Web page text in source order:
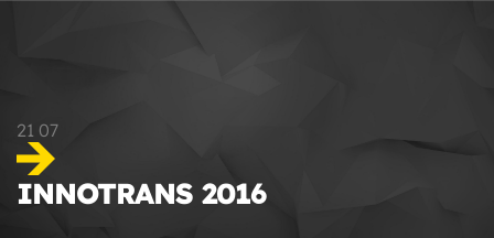
21 07
INNOTRANS 2016